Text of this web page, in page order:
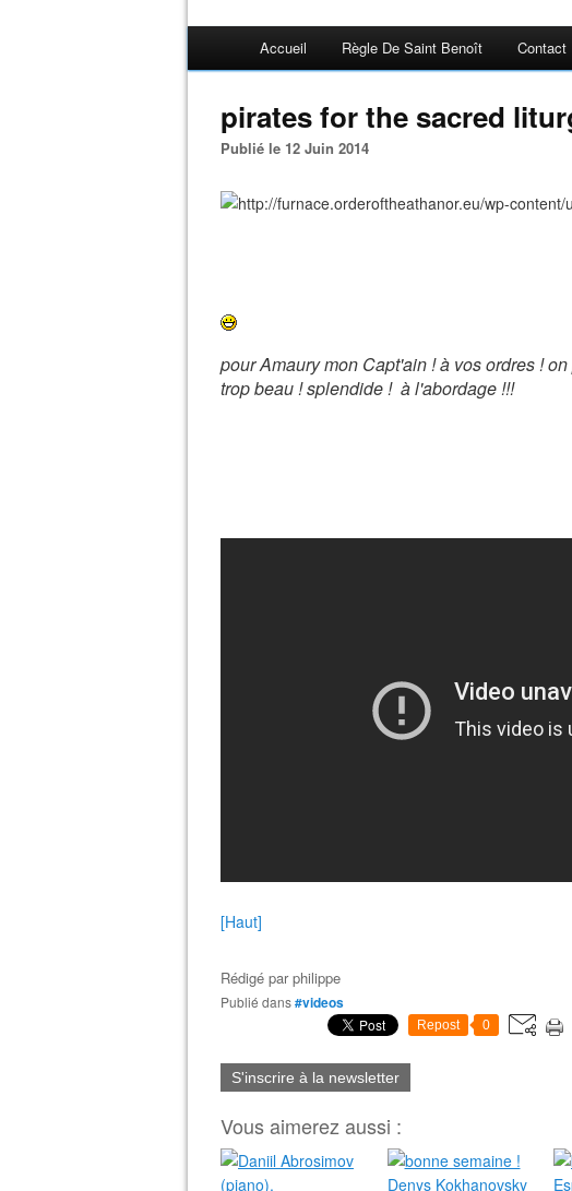
Accueil Règle De Saint Benoît Contact
pirates for the sacred
Publié le 12 Juin 2014
pour Amaury mon Capt'ain ! à vos ordres !
trop beau ! splendide ! à l'abordage !!!
[Haut]
Rédigé parphilippe
Publié dans#videos
Repost 0
S'inscrire à la newsletter
Vous aimerez aussi :